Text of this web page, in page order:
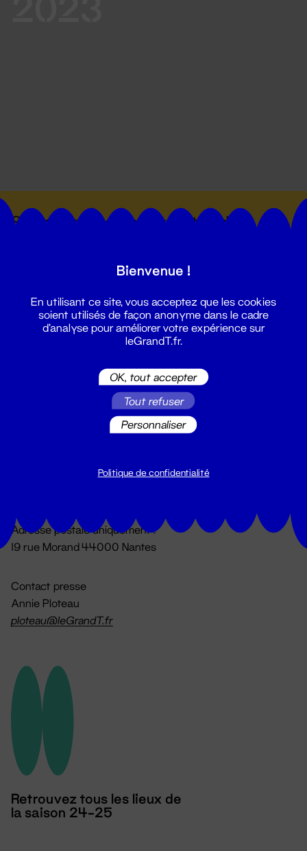
Suivez toutes les actualités du
Du lundi au vendredi 14h → 18h
Adresse postale uniquement :
19 rue Morand 44000 Nantes
Contact presse
Annie Ploteau
ploteau@leGrandT.fr
Retrouvez tous les lieux de
la saison 24-25
Bienvenue !
En utilisant ce site, vous acceptez que les cookies
soient utilisés de façon anonyme dans le cadre
d'analyse pour améliorer votre expérience sur
leGrandT.fr.
OK, tout accepter
Tout refuser
Personnaliser
Politique de confidentialité